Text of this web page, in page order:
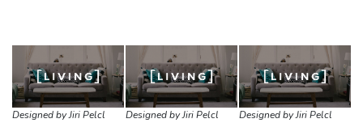
Designed by Jiri Pelcl
Designed by Jiri Pelcl
Designed by Jiri Pelcl